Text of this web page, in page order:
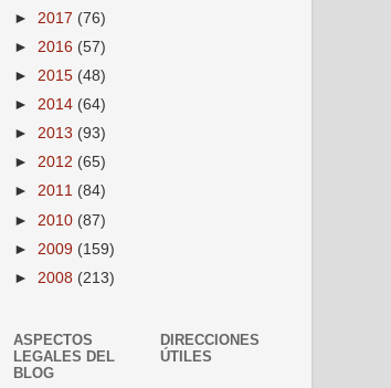
► 2017 (76)
► 2016 (57)
► 2015 (48)
► 2014 (64)
► 2013 (93)
► 2012 (65)
► 2011 (84)
► 2010 (87)
► 2009 (159)
► 2008 (213)
ASPECTOS
LEGALES DEL
BLOG
DIRECCIONES
ÚTILES